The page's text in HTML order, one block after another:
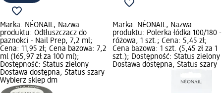
Marka: NÉONAIL; Nazwa
produktu: Odtłuszczacz do
paznokci - Nail Prep, 7,2 ml;
Cena: 11,95 zł; Cena bazowa: 7,2
ml (165,97 zł za 100 ml);
Dostępność: Status zielony
Dostawa dostępna, Status szary
Wybierz sklep dm
Marka: NÉONAIL; Nazwa
produktu: Polerka łódka 100/180 -
różowa, 1 szt.; Cena: 5,45 zł;
Cena bazowa: 1 szt. (5,45 zł za 1
szt.); Dostępność: Status zielony
Dostawa dostępna, Status szary